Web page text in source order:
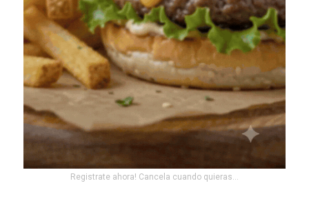
Registrate ahora! Cancela cuando quieras...